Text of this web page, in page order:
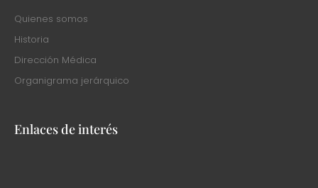
Quienes somos
Historia
Dirección Médica
Organigrama jerárquico
Enlaces de interés